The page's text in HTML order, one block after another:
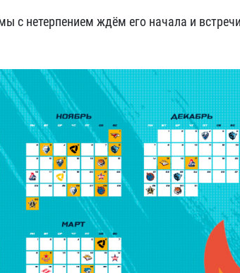
с нетерпением ждём его начала и